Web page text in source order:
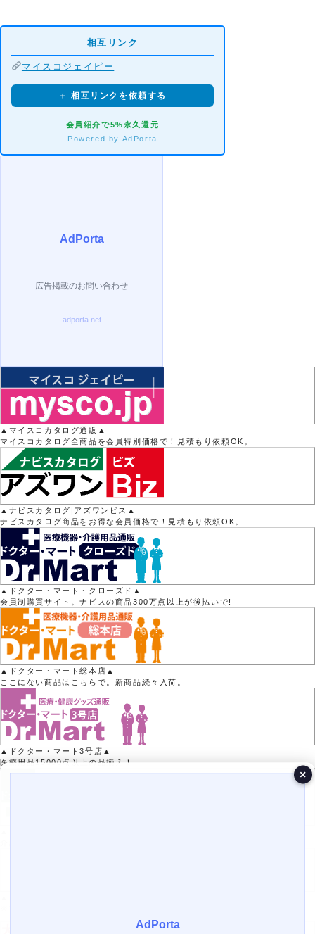
相互リンク
マイスコジェイピー
＋ 相互リンクを依頼する
会員紹介で5%永久還元
Powered by AdPorta
▲マイスコカタログ通販▲
マイスコカタログ全商品を会員特別価格で！見積もり依頼OK。
▲ナビスカタログ|アズワンビス▲
ナビスカタログ商品をお得な会員価格で！見積もり依頼OK。
▲ドクター・マート・クローズド▲
会員制購買サイト。ナビスの商品300万点以上が後払いで!
▲ドクター・マート総本店▲
ここにない商品はこちらで。新商品続々入荷。
▲ドクター・マート3号店▲
医療用品15000点以上の品揃え！
×